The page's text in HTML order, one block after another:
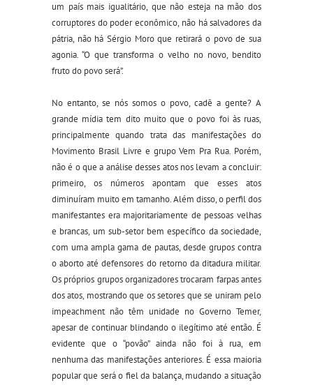
um país mais igualitário, que não esteja na mão dos
corruptores do poder econômico, não há salvadores da
pátria, não há Sérgio Moro que retirará o povo de sua
agonia. “O que transforma o velho no novo, bendito
fruto do povo será”.
No entanto, se nós somos o povo, cadê a gente? A
grande mídia tem dito muito que o povo foi às ruas,
principalmente quando trata das manifestações do
Movimento Brasil Livre e grupo Vem Pra Rua. Porém,
não é o que a análise desses atos nos levam a concluir:
primeiro, os números apontam que esses atos
diminuíram muito em tamanho. Além disso, o perfil dos
manifestantes era majoritariamente de pessoas velhas
e brancas, um sub-setor bem específico da sociedade,
com uma ampla gama de pautas, desde grupos contra
o aborto até defensores do retorno da ditadura militar.
Os próprios grupos organizadores trocaram farpas antes
dos atos, mostrando que os setores que se uniram pelo
impeachment não têm unidade no Governo Temer,
apesar de continuar blindando o ilegítimo até então. É
evidente que o “povão” ainda não foi à rua, em
nenhuma das manifestações anteriores. É essa maioria
popular que será o fiel da balança, mudando a situação